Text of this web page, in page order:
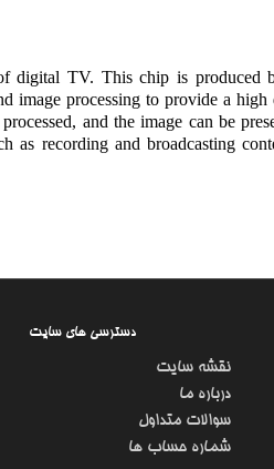
TV. This chip is produced
image processing to provide a
and the image can be
as recording and broadcasting
دسترسی های سایت
نقشه سایت
درباره ما
سوالات متداول
شماره حساب ها